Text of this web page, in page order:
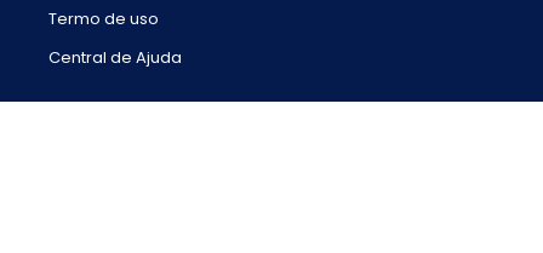
Termo de uso
Central de Ajuda